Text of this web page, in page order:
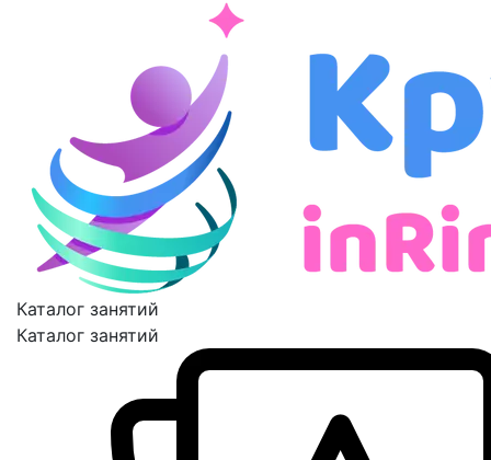
Каталог занятий
Каталог занятий